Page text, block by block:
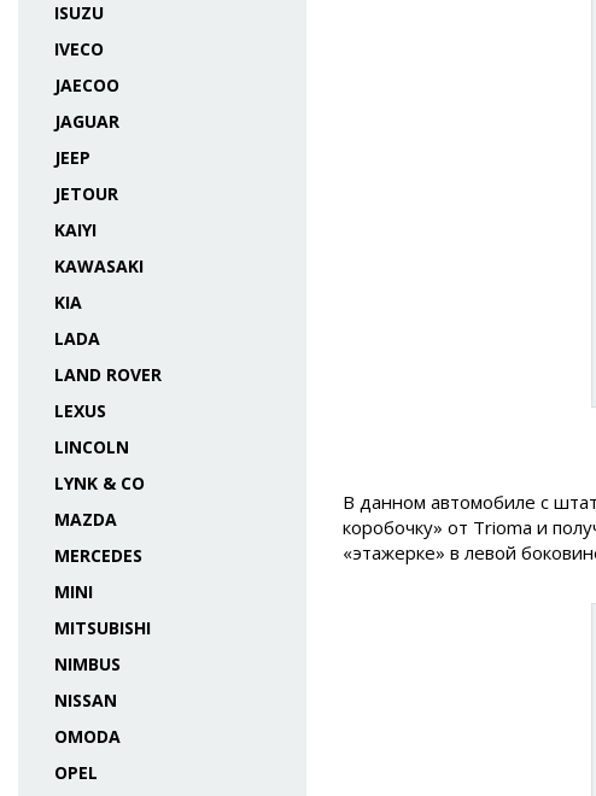
ISUZU
IVECO
JAECOO
JAGUAR
JEEP
JETOUR
KAIYI
KAWASAKI
KIA
LADA
LAND ROVER
LEXUS
LINCOLN
LYNK & CO
MAZDA
MERCEDES
MINI
MITSUBISHI
NIMBUS
NISSAN
OMODA
OPEL
В данном автомобиле с
коробочку» от Trioma и
«этажерке» в левой